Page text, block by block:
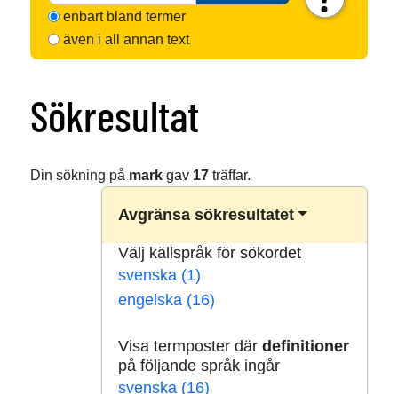
enbart bland termer
även i all annan text
Sökresultat
Din sökning på markgav 17träffar.
Avgränsa sökresultatet
Välj källspråk för sökordet
svenska (1)
engelska (16)
Visa termposter där definitioner
på följande språk ingår
svenska (16)